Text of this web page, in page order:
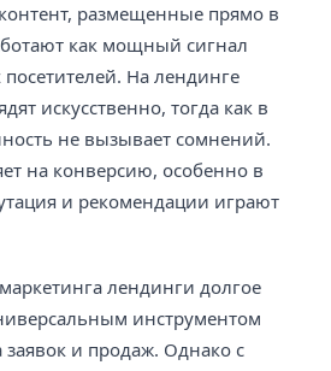
размещенные прямо в
как мощный сигнал
На лендинге
искусственно, тогда как в
не вызывает сомнений.
на конверсию, особенно в
и рекомендации играют
лендинги долгое
инструментом
заявок и продаж. Однако с